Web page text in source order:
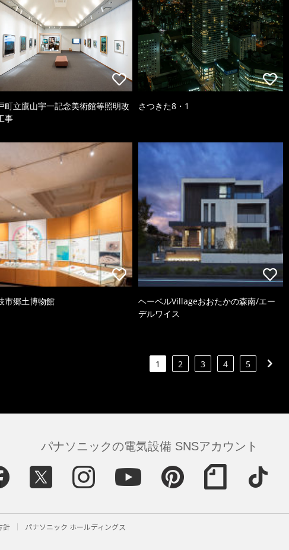
町立鷹山宇一記念美術館等照明改
事
さつきた8・1
市郷土博物館
ヘーベルVillageおおたかの森南/エー
デルワイス
1 2 3 4 5
パナソニックの電気設備 SNSアカウント
針 パナソニック ホールディングス